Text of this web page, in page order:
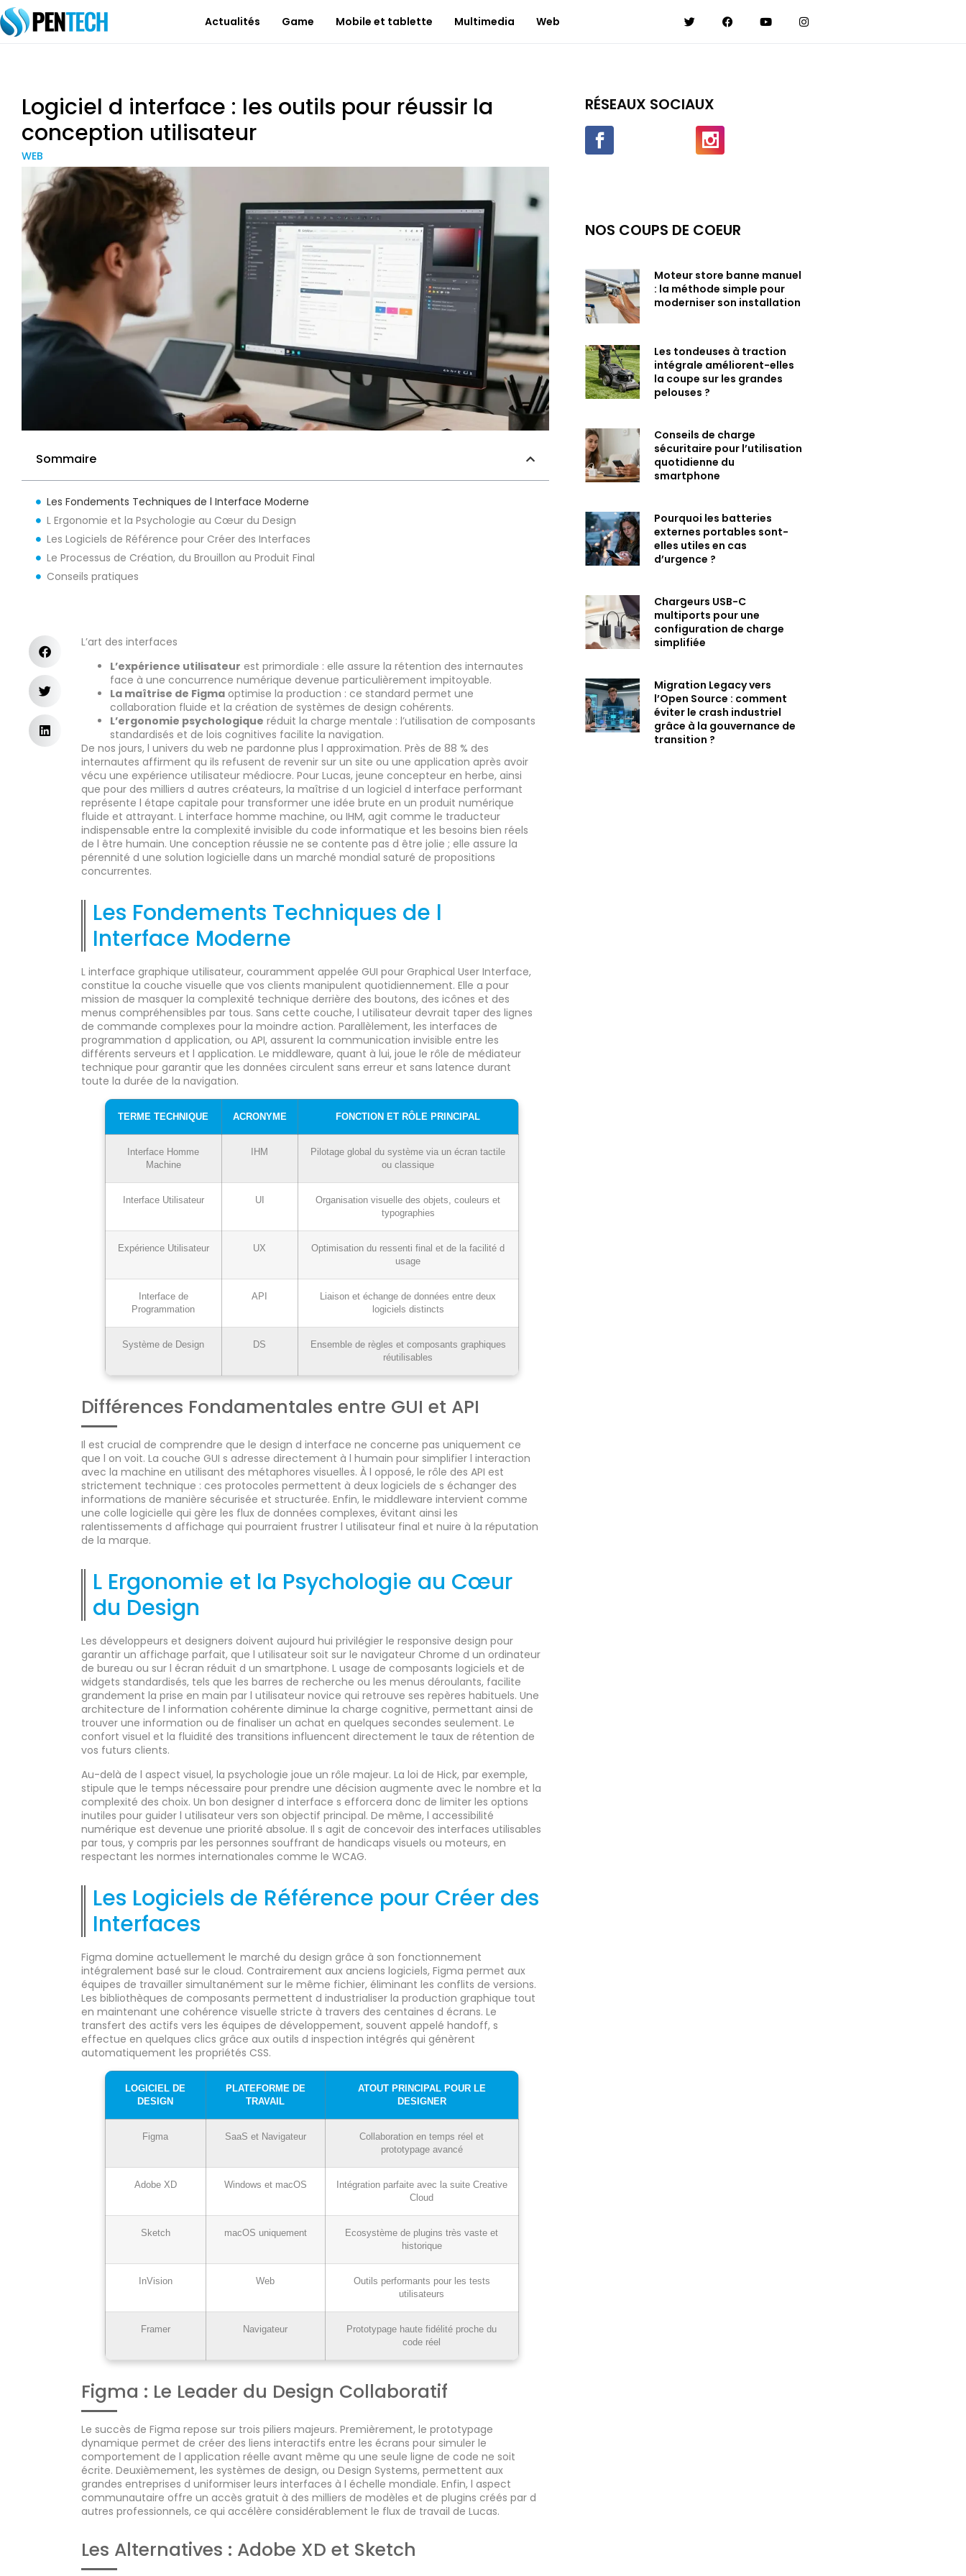
Actualités Game Mobile et tablette Multimedia Web
Logiciel d interface : les outils pour réussir la
conception utilisateur
WEB
Sommaire
Les Fondements Techniques de l Interface Moderne
L Ergonomie et la Psychologie au Cœur du Design
Les Logiciels de Référence pour Créer des Interfaces
Le Processus de Création, du Brouillon au Produit Final
Conseils pratiques
L’art des interfaces
L’expérience utilisateur est primordiale : elle assure la rétention des internautes
face à une concurrence numérique devenue particulièrement impitoyable.
La maîtrise de Figma optimise la production : ce standard permet une
collaboration fluide et la création de systèmes de design cohérents.
L’ergonomie psychologique réduit la charge mentale : l’utilisation de composants
standardisés et de lois cognitives facilite la navigation.
De nos jours, l univers du web ne pardonne plus l approximation. Près de 88 % des
internautes affirment qu ils refusent de revenir sur un site ou une application après avoir
vécu une expérience utilisateur médiocre. Pour Lucas, jeune concepteur en herbe, ainsi
que pour des milliers d autres créateurs, la maîtrise d un logiciel d interface performant
représente l étape capitale pour transformer une idée brute en un produit numérique
fluide et attrayant. L interface homme machine, ou IHM, agit comme le traducteur
indispensable entre la complexité invisible du code informatique et les besoins bien réels
de l être humain. Une conception réussie ne se contente pas d être jolie ; elle assure la
pérennité d une solution logicielle dans un marché mondial saturé de propositions
concurrentes.
Les Fondements Techniques de l
Interface Moderne
L interface graphique utilisateur, couramment appelée GUI pour Graphical User Interface,
constitue la couche visuelle que vos clients manipulent quotidiennement. Elle a pour
mission de masquer la complexité technique derrière des boutons, des icônes et des
menus compréhensibles par tous. Sans cette couche, l utilisateur devrait taper des lignes
de commande complexes pour la moindre action. Parallèlement, les interfaces de
programmation d application, ou API, assurent la communication invisible entre les
différents serveurs et l application. Le middleware, quant à lui, joue le rôle de médiateur
technique pour garantir que les données circulent sans erreur et sans latence durant
toute la durée de la navigation.
TERME TECHNIQUE ACRONYME FONCTION ET RÔLE PRINCIPAL
Interface Homme
Machine
IHM
Pilotage global du système via un écran tactile
ou classique
Interface Utilisateur UI
Organisation visuelle des objets, couleurs et
typographies
Expérience Utilisateur UX
Optimisation du ressenti final et de la facilité d
usage
Interface de
Programmation
API
Liaison et échange de données entre deux
logiciels distincts
Système de Design DS
Ensemble de règles et composants graphiques
réutilisables
Différences Fondamentales entre GUI et API
Il est crucial de comprendre que le design d interface ne concerne pas uniquement ce
que l on voit. La couche GUI s adresse directement à l humain pour simplifier l interaction
avec la machine en utilisant des métaphores visuelles. À l opposé, le rôle des API est
strictement technique : ces protocoles permettent à deux logiciels de s échanger des
informations de manière sécurisée et structurée. Enfin, le middleware intervient comme
une colle logicielle qui gère les flux de données complexes, évitant ainsi les
ralentissements d affichage qui pourraient frustrer l utilisateur final et nuire à la réputation
de la marque.
L Ergonomie et la Psychologie au Cœur
du Design
Les développeurs et designers doivent aujourd hui privilégier le responsive design pour
garantir un affichage parfait, que l utilisateur soit sur le navigateur Chrome d un ordinateur
de bureau ou sur l écran réduit d un smartphone. L usage de composants logiciels et de
widgets standardisés, tels que les barres de recherche ou les menus déroulants, facilite
grandement la prise en main par l utilisateur novice qui retrouve ses repères habituels. Une
architecture de l information cohérente diminue la charge cognitive, permettant ainsi de
trouver une information ou de finaliser un achat en quelques secondes seulement. Le
confort visuel et la fluidité des transitions influencent directement le taux de rétention de
vos futurs clients.
Au-delà de l aspect visuel, la psychologie joue un rôle majeur. La loi de Hick, par exemple,
stipule que le temps nécessaire pour prendre une décision augmente avec le nombre et la
complexité des choix. Un bon designer d interface s efforcera donc de limiter les options
inutiles pour guider l utilisateur vers son objectif principal. De même, l accessibilité
numérique est devenue une priorité absolue. Il s agit de concevoir des interfaces utilisables
par tous, y compris par les personnes souffrant de handicaps visuels ou moteurs, en
respectant les normes internationales comme le WCAG.
Les Logiciels de Référence pour Créer des
Interfaces
Figma domine actuellement le marché du design grâce à son fonctionnement
intégralement basé sur le cloud. Contrairement aux anciens logiciels, Figma permet aux
équipes de travailler simultanément sur le même fichier, éliminant les conflits de versions.
Les bibliothèques de composants permettent d industrialiser la production graphique tout
en maintenant une cohérence visuelle stricte à travers des centaines d écrans. Le
transfert des actifs vers les équipes de développement, souvent appelé handoff, s
effectue en quelques clics grâce aux outils d inspection intégrés qui génèrent
automatiquement les propriétés CSS.
LOGICIEL DE
DESIGN
PLATEFORME DE
TRAVAIL
ATOUT PRINCIPAL POUR LE
DESIGNER
Figma SaaS et Navigateur
Collaboration en temps réel et
prototypage avancé
Adobe XD Windows et macOS
Intégration parfaite avec la suite Creative
Cloud
Sketch macOS uniquement
Ecosystème de plugins très vaste et
historique
InVision Web
Outils performants pour les tests
utilisateurs
Framer Navigateur
Prototypage haute fidélité proche du
code réel
Figma : Le Leader du Design Collaboratif
Le succès de Figma repose sur trois piliers majeurs. Premièrement, le prototypage
dynamique permet de créer des liens interactifs entre les écrans pour simuler le
comportement de l application réelle avant même qu une seule ligne de code ne soit
écrite. Deuxièmement, les systèmes de design, ou Design Systems, permettent aux
grandes entreprises d uniformiser leurs interfaces à l échelle mondiale. Enfin, l aspect
communautaire offre un accès gratuit à des milliers de modèles et de plugins créés par d
autres professionnels, ce qui accélère considérablement le flux de travail de Lucas.
Les Alternatives : Adobe XD et Sketch
RÉSEAUX SOCIAUX
NOS COUPS DE COEUR
Moteur store banne manuel
: la méthode simple pour
moderniser son installation
Les tondeuses à traction
intégrale améliorent-elles
la coupe sur les grandes
pelouses ?
Conseils de charge
sécuritaire pour l’utilisation
quotidienne du
smartphone
Pourquoi les batteries
externes portables sont-
elles utiles en cas
d’urgence ?
Chargeurs USB-C
multiports pour une
configuration de charge
simplifiée
Migration Legacy vers
l’Open Source : comment
éviter le crash industriel
grâce à la gouvernance de
transition ?